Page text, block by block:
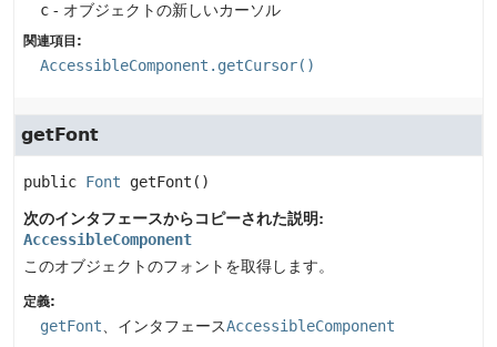
c - オブジェクトの新しいカーソル
関連項目:
AccessibleComponent.getCursor()
getFont
public Font getFont ()
次のインタフェースからコピーされた説明:
AccessibleComponent
このオブジェクトのフォントを取得します。
定義:
getFont 、インタフェースAccessibleComponent